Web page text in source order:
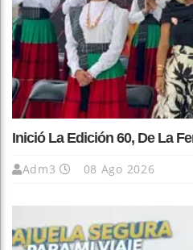
Inició La Edición 60, De La
Adm3 08 Ago 2026